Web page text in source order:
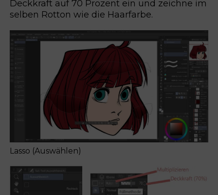
Deckkraft auf 70 Prozent ein und zeichne im
selben Rotton wie die Haarfarbe.
Lasso (Auswählen)